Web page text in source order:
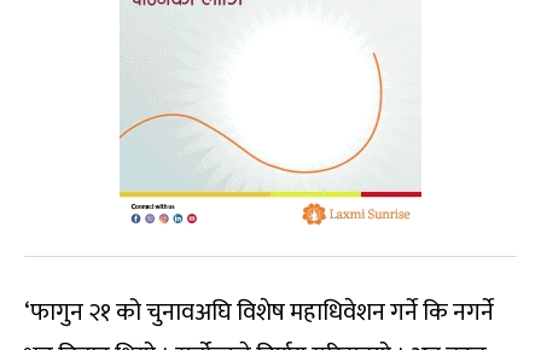
‘फागुन २१ को चुनावअघि विशेष महाधिवेशन गर्ने कि नगर्ने